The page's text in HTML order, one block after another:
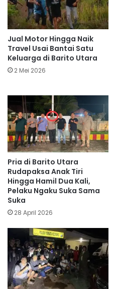
Jual Motor Hingga Naik
Travel Usai Bantai Satu
Keluarga di Barito Utara
2 Mei 2026
Pria di Barito Utara
Rudapaksa Anak Tiri
Hingga Hamil Dua Kali,
Pelaku Ngaku Suka Sama
Suka
28 April 2026